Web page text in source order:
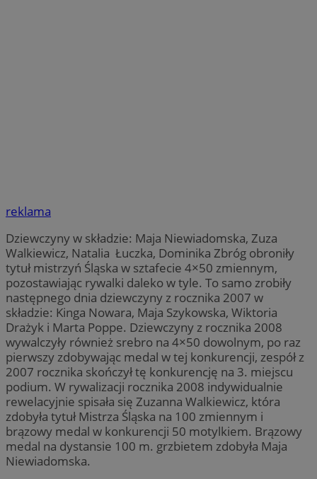
reklama
Dziewczyny w składzie: Maja Niewiadomska, Zuza
Walkiewicz, Natalia Łuczka, Dominika Zbróg obroniły
tytuł mistrzyń Śląska w sztafecie 4×50 zmiennym,
pozostawiając rywalki daleko w tyle. To samo zrobiły
następnego dnia dziewczyny z rocznika 2007 w
składzie: Kinga Nowara, Maja Szykowska, Wiktoria
Drażyk i Marta Poppe. Dziewczyny z rocznika 2008
wywalczyły również srebro na 4×50 dowolnym, po raz
pierwszy zdobywając medal w tej konkurencji, zespół z
2007 rocznika skończył tę konkurencję na 3. miejscu
podium. W rywalizacji rocznika 2008 indywidualnie
rewelacyjnie spisała się Zuzanna Walkiewicz, która
zdobyła tytuł Mistrza Śląska na 100 zmiennym i
brązowy medal w konkurencji 50 motylkiem. Brązowy
medal na dystansie 100 m. grzbietem zdobyła Maja
Niewiadomska.